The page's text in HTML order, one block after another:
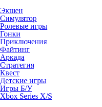
Экшен
Симулятор
Ролевые игры
Гонки
Приключения
Файтинг
Аркада
Стратегия
Квест
Детские игры
Игры Б/У
Xbox Series X/S